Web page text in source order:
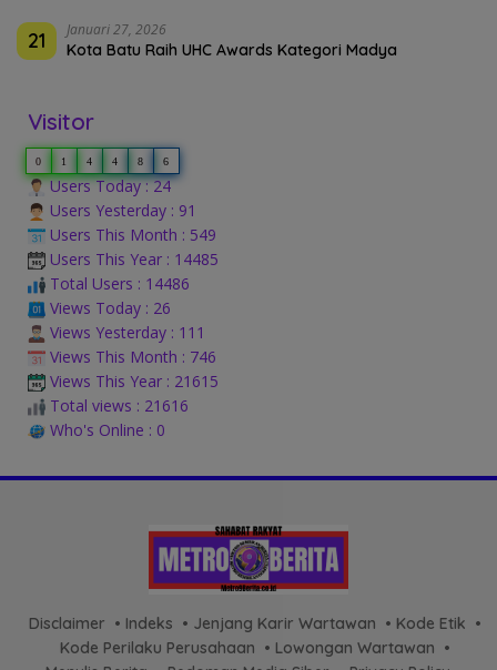
21 Januari 27, 2026
Kota Batu Raih UHC Awards Kategori Madya
Visitor
0 1 4 4 8 6
Users Today : 24
Users Yesterday : 91
Users This Month : 549
Users This Year : 14485
Total Users : 14486
Views Today : 26
Views Yesterday : 111
Views This Month : 746
Views This Year : 21615
Total views : 21616
Who's Online : 0
Disclaimer Indeks Jenjang Karir Wartawan
Kode Etik
Kode Perilaku Perusahaan
Lowongan Wartawan